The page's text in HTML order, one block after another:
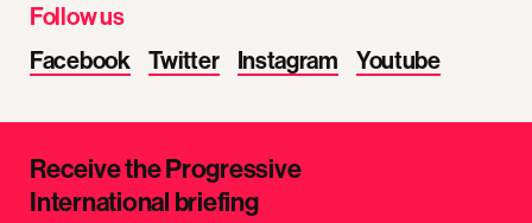
Follow us
Facebook
Twitter Instagram Youtube
Receive the Progressive
International briefing